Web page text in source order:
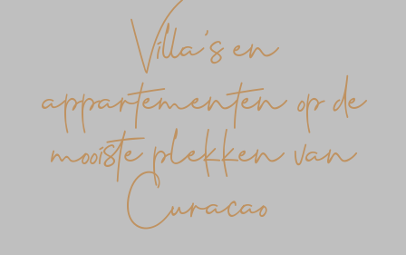
Villa's en
appartementen op de
mooiste plekken van
Curaçao